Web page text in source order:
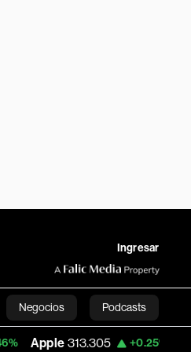
Ingresar
Negocios Podcasts
+0.25% USD COP